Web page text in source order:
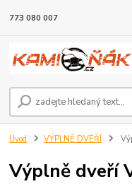
773 080 007
Úvod VÝPLNĚ DVEŘÍ
Výplně dveří